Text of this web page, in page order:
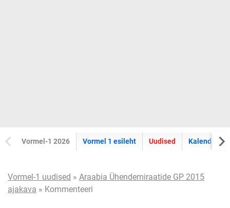
Vormel-1 2026 Vormel 1 esileht Uudised Kalender
Vormel-1 uudised » Araabia Ühendemiraatide GP 2015
ajakava » Kommenteeri